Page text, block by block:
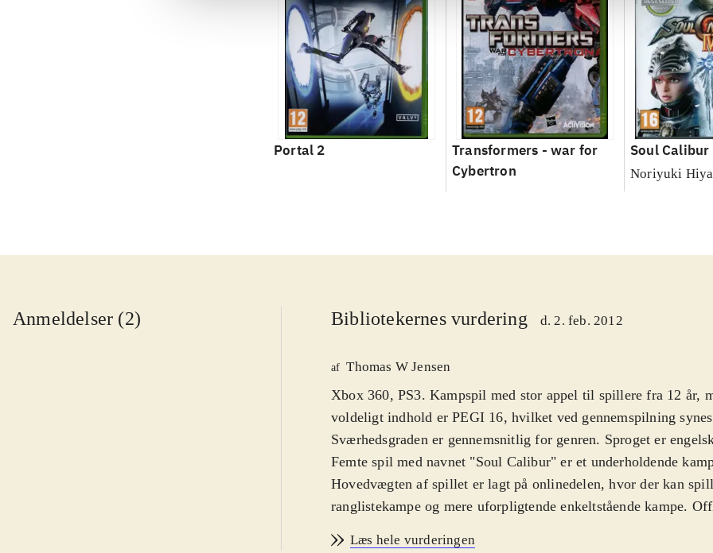
Portal 2
Transformers - war for
Cybertron
Soul Calibur
Noriyuki
Anmeldelser (2) Bibliotekernes vurdering d. 2. feb. 2012
af Thomas W Jensen
Xbox 360, PS3. Kampspil med stor appel til spillere fra 12 år,
voldeligt indhold er PEGI 16, hvilket ved gennemspilning
Sværhedsgraden er gennemsnitlig for genren. Sproget er
Femte spil med navnet "Soul Calibur" er et underholdende
Hovedvægten af spillet er lagt på onlinedelen, hvor der kan
ranglistekampe og mere uforpligtende enkeltstående kampe.
Læs hele vurderingen